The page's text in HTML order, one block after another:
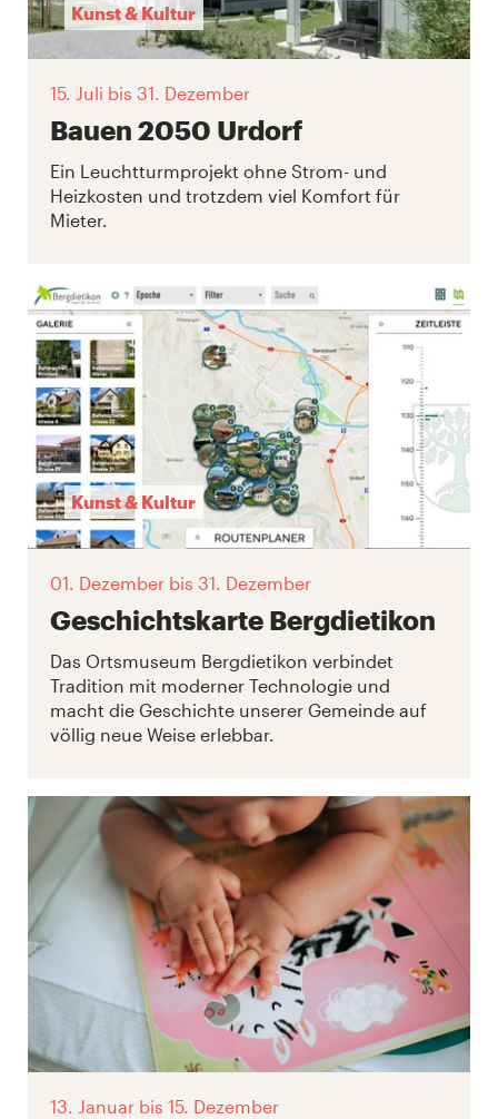
Kunst & Kultur
15. Juli bis 31. Dezember
Bauen 2050 Urdorf
Ein Leuchtturmprojekt ohne Strom- und
Heizkosten und trotzdem viel Komfort für
Mieter.
Kunst & Kultur
01. Dezember bis 31. Dezember
Geschichtskarte Bergdietikon
Das Ortsmuseum Bergdietikon verbindet
Tradition mit moderner Technologie und
macht die Geschichte unserer Gemeinde auf
völlig neue Weise erlebbar.
13. Januar bis 15. Dezember